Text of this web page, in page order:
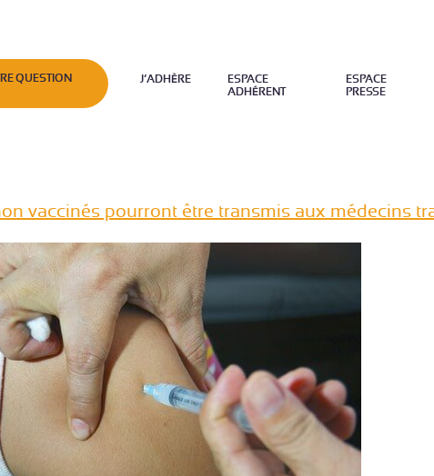
QUESTION
J’ADHÈRE
ESPACE
ADHÉRENT
ESPACE
PRESSE
vaccinés pourront être transmis aux médecins